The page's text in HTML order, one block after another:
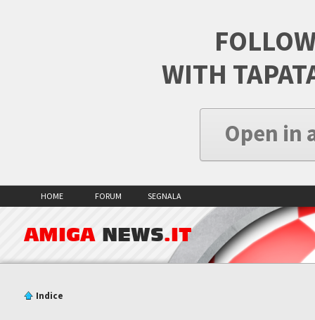
WITH
Open in
HOME FORUM SEGNALA
AMIGA NEWS.IT
Indice